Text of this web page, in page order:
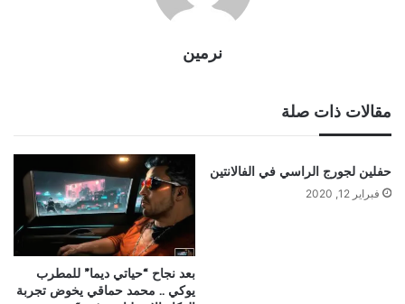
نرمين
مقالات ذات صلة
حفلين لجورج الراسي في الفالانتين
فبراير 12, 2020
بعد نجاح “حياتي ديما” للمطرب
يوكي .. محمد حماقي يخوض تجربة